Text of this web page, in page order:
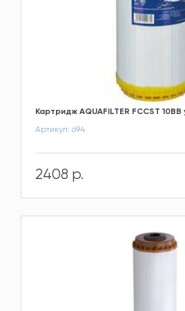
Картридж AQUAFILTER FCCST
Артикул: 694
2408 р.